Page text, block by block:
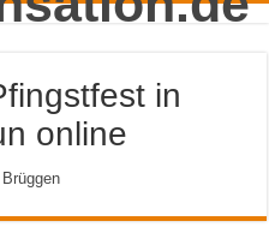
in
online